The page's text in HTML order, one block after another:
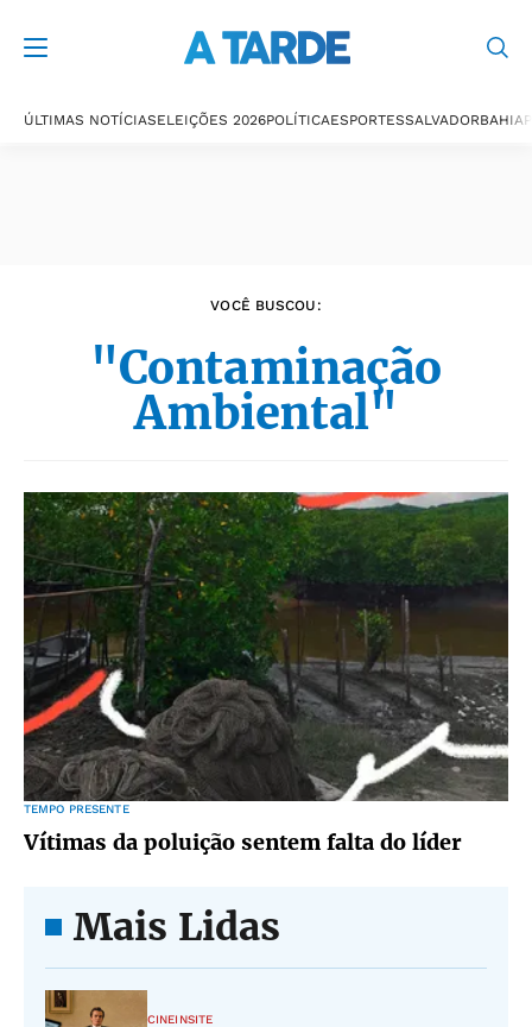
ÚLTIMAS NOTÍCIASELEIÇÕES 2026POLÍTICAESPORTESSALVADORBAHIA
VOCÊ BUSCOU:
"Contaminação
Ambiental"
TEMPO PRESENTE
Vítimas da poluição sentem falta do líder
Mais Lidas
CINEINSITE